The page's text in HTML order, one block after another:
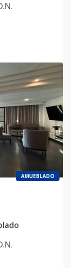
AMUEBLADO